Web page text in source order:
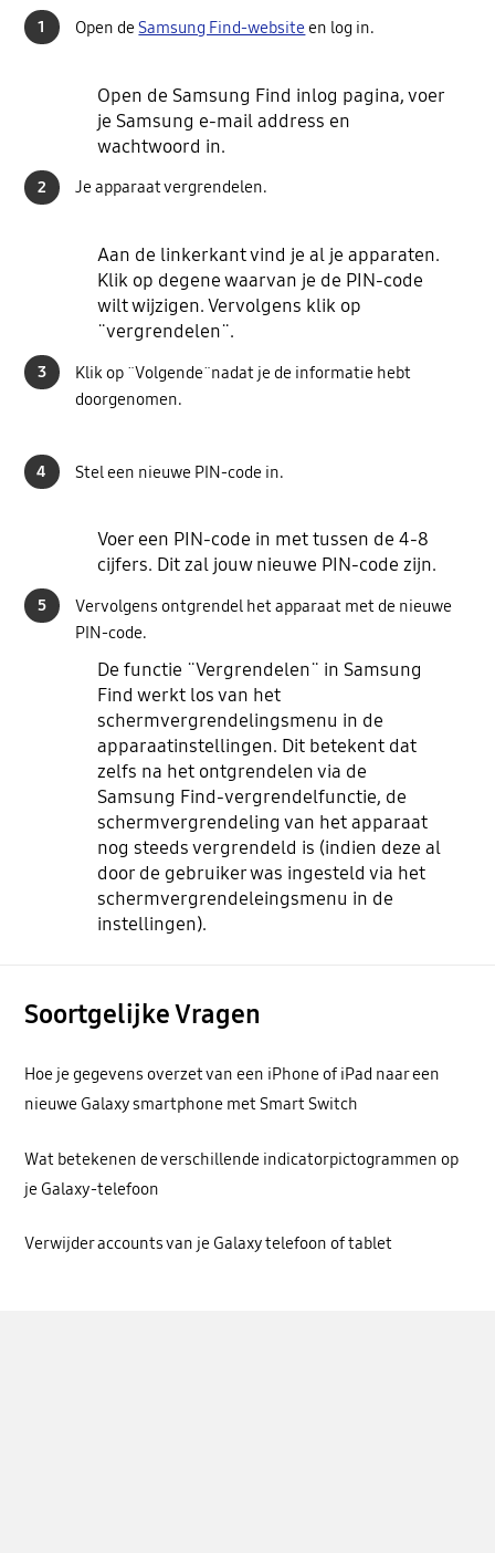
1 Open deSamsung Find-websiteen log in.
Open de Samsung Find inlog pagina, voer
je Samsung e-mail address en
wachtwoord in.
2 Je apparaat vergrendelen.
Aan de linkerkant vind je al je apparaten.
Klik op degene waarvan je de PIN-code
wilt wijzigen. Vervolgens klik op
¨vergrendelen¨.
3
Klik op ¨Volgende¨nadat je de informatie hebt
doorgenomen.
4 Stel een nieuwe PIN-code in.
Voer een PIN-code in met tussen de 4-8
cijfers. Dit zal jouw nieuwe PIN-code zijn.
5
Vervolgens ontgrendel het apparaat met de nieuwe
PIN-code.
De functie ¨Vergrendelen¨ in Samsung
Find werkt los van het
schermvergrendelingsmenu in de
apparaatinstellingen. Dit betekent dat
zelfs na het ontgrendelen via de
Samsung Find-vergrendelfunctie, de
schermvergrendeling van het apparaat
nog steeds vergrendeld is (indien deze al
door de gebruiker was ingesteld via het
schermvergrendeleingsmenu in de
instellingen).
Soortgelijke Vragen
Hoe je gegevens overzet van een iPhone of iPad naar een
nieuwe Galaxy smartphone met Smart Switch
Wat betekenen de verschillende indicatorpictogrammen op
je Galaxy-telefoon
Verwijder accounts van je Galaxy telefoon of tablet